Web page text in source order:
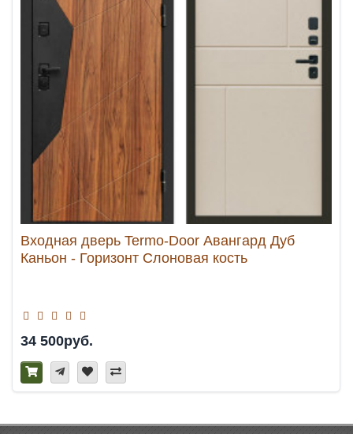
Входная дверь Termo-Door Авангард Дуб
Каньон - Горизонт Слоновая кость
34 500руб.